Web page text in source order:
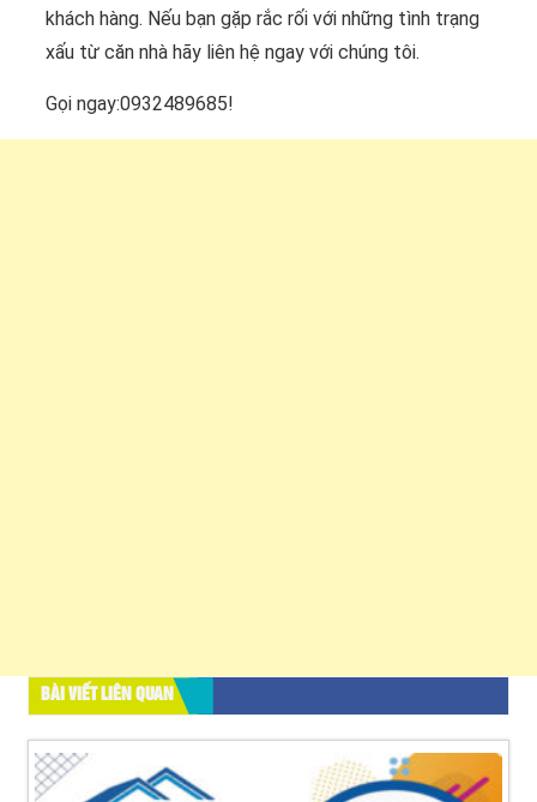
khách hàng. Nếu bạn gặp rắc rối với những tình trạng
xấu từ căn nhà hãy liên hệ ngay với chúng tôi.
Gọi ngay:0932489685!
BÀI VIẾT LIÊN QUAN